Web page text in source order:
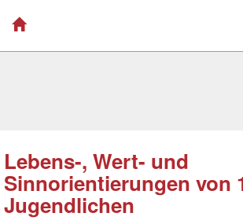
Lebens-, Wert- und
Sinnorientierungen von
Jugendlichen